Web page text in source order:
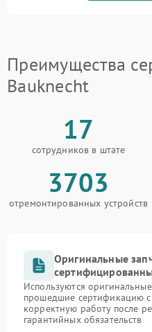
Преимущества
Bauknecht
17
сотрудников в штате
3703
отремонтированных устройств
Оригинальные
Используются
прошедшие сертификацию
корректную работу после
гарантийных обязательств